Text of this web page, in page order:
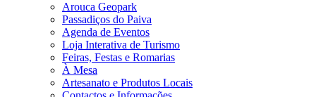
Arouca Geopark
Passadiços do Paiva
Agenda de Eventos
Loja Interativa de Turismo
Feiras, Festas e Romarias
À Mesa
Artesanato e Produtos Locais